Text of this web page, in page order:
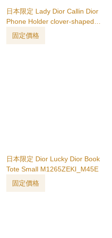
日本限定 Lady Dior Callin Dior
Phone Holder clover-shaped
S0872OQDF_M12N
固定價格
日本限定 Dior Lucky Dior Book
Tote Small M1265ZEKI_M45E
固定價格